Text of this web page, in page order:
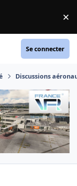
×
Se connecter
Discussions